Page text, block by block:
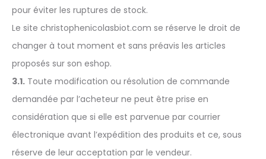
pour éviter les ruptures de stock.
Le site christophenicolasbiot.com se réserve le droit de
changer à tout moment et sans préavis les articles
proposés sur son eshop.
3.1. Toute modification ou résolution de commande
demandée par l’acheteur ne peut être prise en
considération que si elle est parvenue par courrier
électronique avant l’expédition des produits et ce, sous
réserve de leur acceptation par le vendeur.